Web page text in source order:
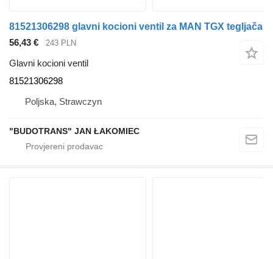
81521306298 glavni kocioni ventil za MAN TGX tegljača
56,43 €
243 PLN
Glavni kocioni ventil
81521306298
Poljska, Strawczyn
"BUDOTRANS" JAN ŁAKOMIEC